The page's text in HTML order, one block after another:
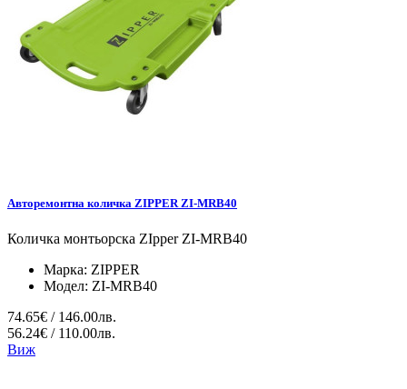
Авторемонтна количка ZIPPER ZI-MRB40
Количка монтьорска ZIpper ZI-MRB40
Марка: ZIPPER
Модел: ZI-MRB40
74.65€ / 146.00лв.
56.24€ / 110.00лв.
Виж